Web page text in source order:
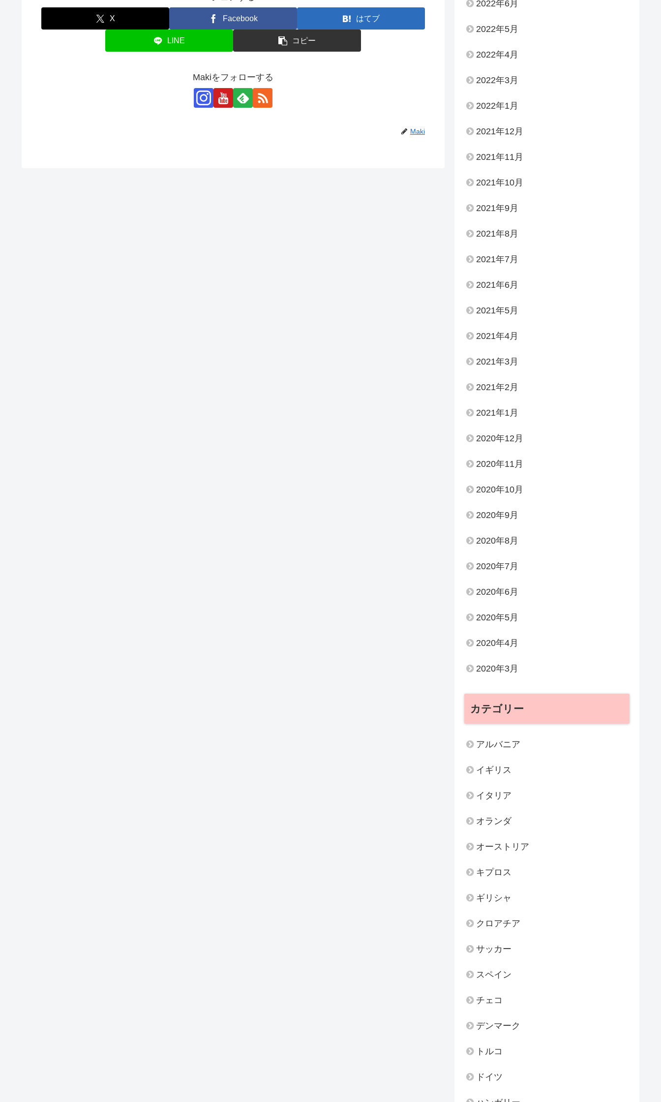
X Facebook はてブ
LINE コピー
Makiをフォローする
Maki
2022年6月
2022年5月
2022年4月
2022年3月
2022年1月
2021年12月
2021年11月
2021年10月
2021年9月
2021年8月
2021年7月
2021年6月
2021年5月
2021年4月
2021年3月
2021年2月
2021年1月
2020年12月
2020年11月
2020年10月
2020年9月
2020年8月
2020年7月
2020年6月
2020年5月
2020年4月
2020年3月
カテゴリー
アルバニア
イギリス
イタリア
オランダ
オーストリア
キプロス
ギリシャ
クロアチア
サッカー
スペイン
チェコ
デンマーク
トルコ
ドイツ